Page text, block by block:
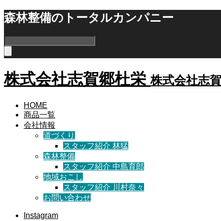
森林整備のトータルカンパニー
株式会社志賀郷杜栄 株式会社志
HOME
商品一覧
会社情報
道づくり
スタッフ紹介 林猛
森林整備
スタッフ紹介 中島育郎
地域おこし
スタッフ紹介 川村奈々
お問い合わせ
Instagram